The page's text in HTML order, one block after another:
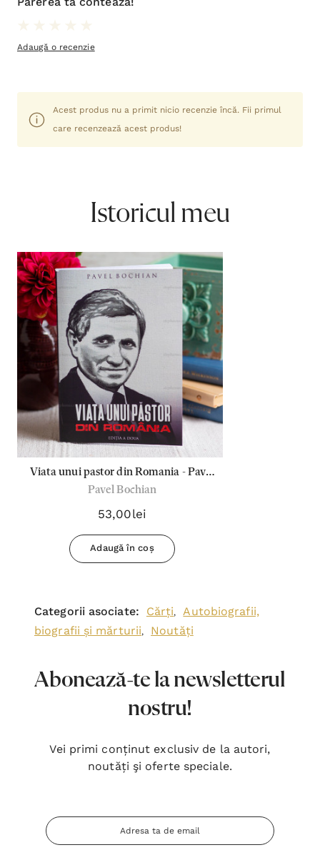
Adaugă o recenzie
Acest produs nu a primit nicio recenzie încă. Fii primul
care recenzează acest produs!
Istoricul meu
Viata unui pastor din Romania - Pavel
Bochian
Pavel Bochian
53,00lei
Adaugă în coș
Categorii asociate: Cărți,
Autobiografii,
biografii și mărturii, Noutăți
Abonează-te la newsletterul
nostru!
Vei primi conținut exclusiv de la autori,
noutăți şi oferte speciale.
Adresa
Email